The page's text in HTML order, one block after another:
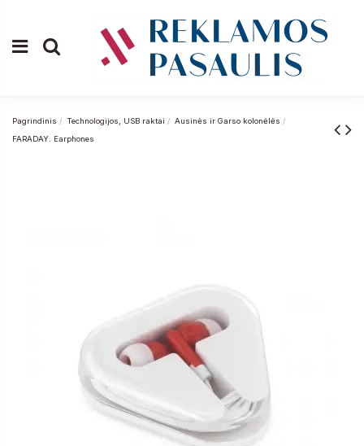
Pagrindinis Technologijos, USB raktai
Ausinės ir Garso kolonėlės
FARADAY. Earphones